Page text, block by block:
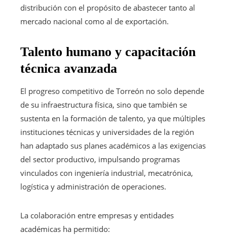
distribución con el propósito de abastecer tanto al
mercado nacional como al de exportación.
Talento humano y capacitación
técnica avanzada
El progreso competitivo de Torreón no solo depende
de su infraestructura física, sino que también se
sustenta en la formación de talento, ya que múltiples
instituciones técnicas y universidades de la región
han adaptado sus planes académicos a las exigencias
del sector productivo, impulsando programas
vinculados con ingeniería industrial, mecatrónica,
logística y administración de operaciones.
La colaboración entre empresas y entidades
académicas ha permitido: